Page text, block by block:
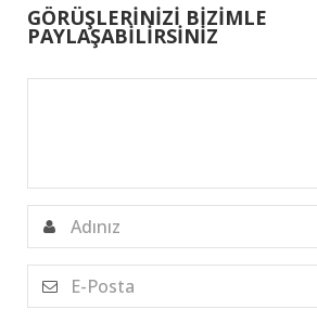
GÖRÜŞLERİNİZİ BİZİMLE
PAYLAŞABİLİRSİNİZ